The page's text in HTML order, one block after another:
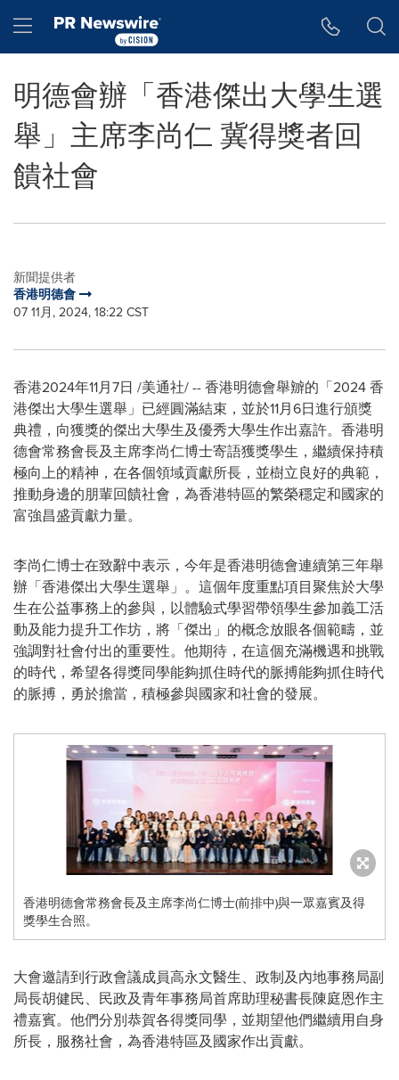
Hamburger menu
明德會辦「香港傑出大學生選
舉」主席李尚仁 冀得獎者回
饋社會
新聞提供者
香港明德會
07 11月, 2024, 18:22 CST
香港2024年11月7日 /美通社/ -- 香港明德會舉辧的「2024 香
港傑出大學生選舉」已經圓滿結束，並於11月6日進行頒獎
典禮，向獲獎的傑出大學生及優秀大學生作出嘉許。香港明
德會常務會長及主席李尚仁博士寄語獲獎學生，繼續保持積
極向上的精神，在各個領域貢獻所長，並樹立良好的典範，
推動身邊的朋輩回饋社會，為香港特區的繁榮穩定和國家的
富強昌盛貢獻力量。
李尚仁博士在致辭中表示，今年是香港明德會連續第三年舉
辦「香港傑出大學生選舉」。這個年度重點項目聚焦於大學
生在公益事務上的參與，以體驗式學習帶領學生參加義工活
動及能力提升工作坊，將「傑出」的概念放眼各個範疇，並
強調對社會付出的重要性。他期待，在這個充滿機遇和挑戰
的時代，希望各得獎同學能夠抓住時代的脈搏能夠抓住時代
的脈搏，勇於擔當，積極參與國家和社會的發展。
香港明德會常務會長及主席李尚仁博士(前排中)與一眾嘉賓及得
獎學生合照。
大會邀請到行政會議成員高永文醫生、政制及內地事務局副
局長胡健民、民政及青年事務局首席助理秘書長陳庭恩作主
禮嘉賓。他們分別恭賀各得獎同學， 並期望他們繼續用自身
所長 ，服務社會，為香港特區及國家作出貢獻。